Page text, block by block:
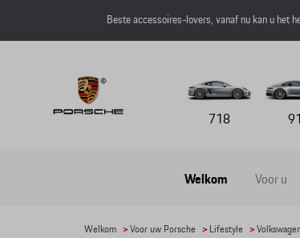
Beste accessoires-lovers, vanaf nu kan u het
718
Welkom Voor u
Welkom >Voor uw Porsche > Lifestyle >